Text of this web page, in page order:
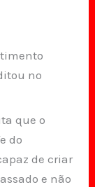
no
que o
do
de criar
e não